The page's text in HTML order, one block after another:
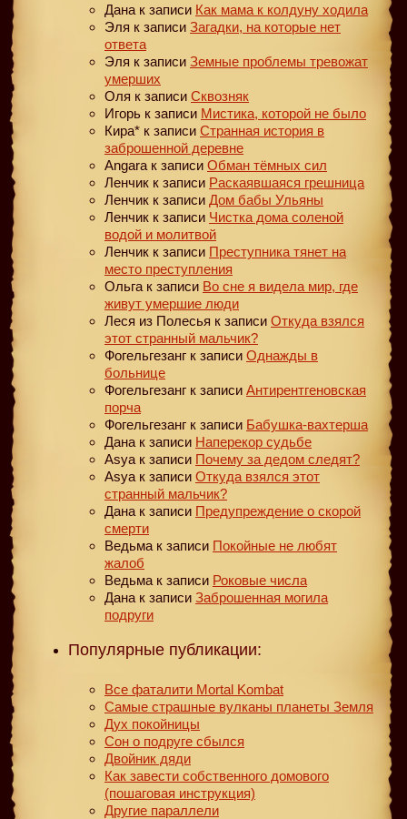
Дана к записи Как мама к колдуну ходила
Эля к записи Загадки, на которые нет
ответа
Эля к записи Земные проблемы тревожат
умерших
Оля к записи Сквозняк
Игорь к записи Мистика, которой не было
Кира* к записи Странная история в
заброшенной деревне
Angara к записи Обман тёмных сил
Ленчик к записи Раскаявшаяся грешница
Ленчик к записи Дом бабы Ульяны
Ленчик к записи Чистка дома соленой
водой и молитвой
Ленчик к записи Преступника тянет на
место преступления
Ольга к записи Во сне я видела мир, где
живут умершие люди
Леся из Полесья к записи Откуда взялся
этот странный мальчик?
Фогельгезанг к записи Однажды в
больнице
Фогельгезанг к записи Антирентгеновская
порча
Фогельгезанг к записи Бабушка-вахтерша
Дана к записи Наперекор судьбе
Asya к записи Почему за дедом следят?
Asya к записи Откуда взялся этот
странный мальчик?
Дана к записи Предупреждение о скорой
смерти
Ведьма к записи Покойные не любят
жалоб
Ведьма к записи Роковые числа
Дана к записи Заброшенная могила
подруги
Популярные публикации:
Все фаталити Mortal Kombat
Самые страшные вулканы планеты Земля
Дух покойницы
Сон о подруге сбылся
Двойник дяди
Как завести собственного домового
(пошаговая инструкция)
Другие параллели